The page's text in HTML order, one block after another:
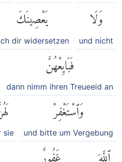
وَلَا
und nicht
يَعْصِينَكَ
dir widersetzen
فَبَايِعْهُنَّ
dann nimm ihren Treueeid an
وَٱسْتَغْفِرْ
und bitte um Vergebung
sie
ٱللَّهَ غَفُورٌ